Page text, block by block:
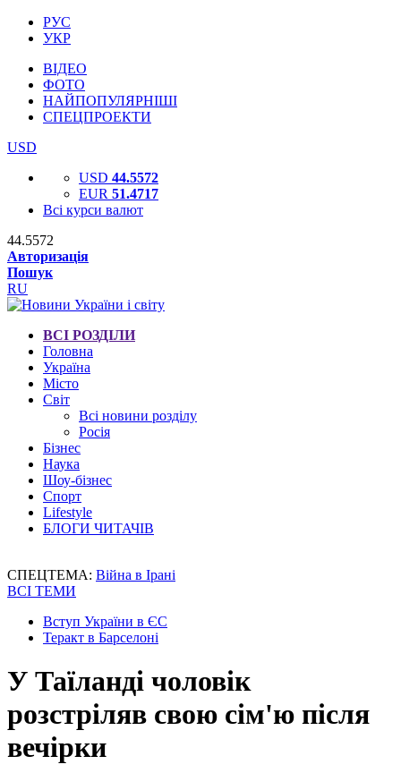
РУС
УКР
ВІДЕО
ФОТО
НАЙПОПУЛЯРНІШІ
СПЕЦПРОЕКТИ
USD
USD 44.5572
EUR 51.4717
Всі курси валют
44.5572
Авторизація
Пошук
RU
ВСІ РОЗДІЛИ
Головна
Україна
Місто
Світ
Всі новини розділу
Росія
Бізнес
Наука
Шоу-бізнес
Спорт
Lifestyle
БЛОГИ ЧИТАЧІВ
СПЕЦТЕМА: Війна в Ірані
ВСІ ТЕМИ
Вступ України в ЄС
Теракт в Барселоні
У Таїланді чоловік
розстріляв свою сім'ю після
вечірки